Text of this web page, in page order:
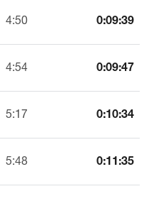
4:50 0:09:39
4:54 0:09:47
5:17 0:10:34
5:48 0:11:35